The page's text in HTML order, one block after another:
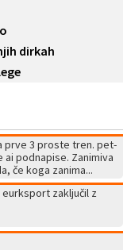
dirkah
prve 3 proste tren. pet-
podnapise. Zanimiva
če koga zanima...
dalo videti ogromno.
enem mestu brez
zaključil z